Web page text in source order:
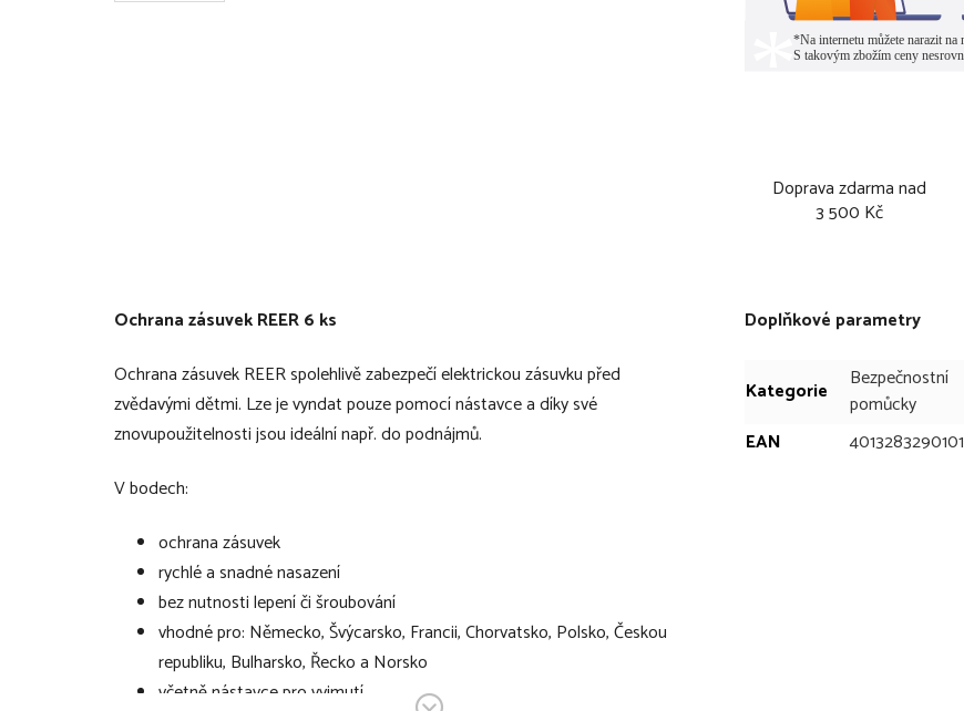
Doprava zdarma nad
3 500 Kč
Ochrana zásuvek REER 6 ks
Ochrana zásuvek REER spolehlivě zabezpečí elektrickou zásuvku před
zvědavými dětmi. Lze je vyndat pouze pomocí nástavce a díky své
znovupoužitelnosti jsou ideální např. do podnájmů.
V bodech:
ochrana zásuvek
rychlé a snadné nasazení
bez nutnosti lepení či šroubování
vhodné pro: Německo, Švýcarsko, Francii, Chorvatsko, Polsko, Českou
republiku, Bulharsko, Řecko a Norsko
včetně nástavce pro vyjmutí
Doplňkové parametry
Kategorie
Bezpečnostní
pomůcky
EAN
4013283290101